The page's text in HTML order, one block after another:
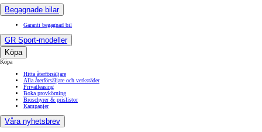
Begagnade bilar
Garanti begagnad bil
GR Sport-modeller
Köpa
Köpa
Hitta återförsäljare
Alla återförsäljare och verkstäder
Privatleasing
Boka provkörning
Broschyrer & prislistor
Kampanjer
Våra nyhetsbrev